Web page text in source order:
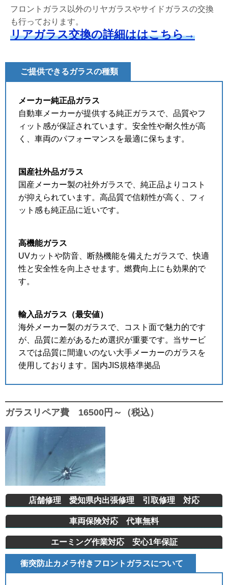
フロントガラス以外のリヤガラスやサイドガラスの交換
も行っております。
リアガラス交換の詳細ははこちら→
ご提供できるガラスの種類
メーカー純正品ガラス
自動車メーカーが提供する純正ガラスで、品質やフ
ィット感が保証されています。安全性や耐久性が高
く、車両のパフォーマンスを最適に保ちます。
国産社外品ガラス
国産メーカー製の社外ガラスで、純正品よりコスト
が抑えられています。高品質で信頼性が高く、フィ
ット感も純正品に近いです。
高機能ガラス
UVカットや防音、断熱機能を備えたガラスで、快適
性と安全性を向上させます。燃費向上にも効果的で
す。
輸入品ガラス（最安値）
海外メーカー製のガラスで、コスト面で魅力的です
が、品質に差があるため選択が重要です。当サービ
スでは品質に間違いのない大手メーカーのガラスを
使用しております。国内JIS規格準拠品
ガラスリペア費 16500円～（税込）
店舗修理 愛知県内出張修理 引取修理 対応
車両保険対応 代車無料
エーミング作業対応 安心1年保証
衝突防止カメラ付きフロントガラスについて